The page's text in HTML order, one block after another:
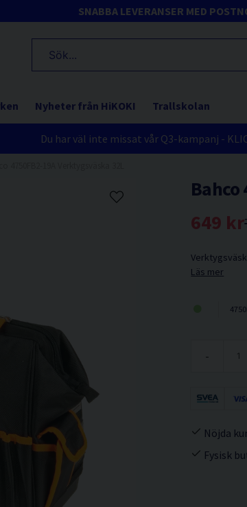
SNABBA LEVERANSER MED
Nyheter från HiKOKI Trallskolan
Du har väl inte missat vår Q3-kampanj -
Bahco
649 kr
Läs mer
-
Nöjda
Fysisk